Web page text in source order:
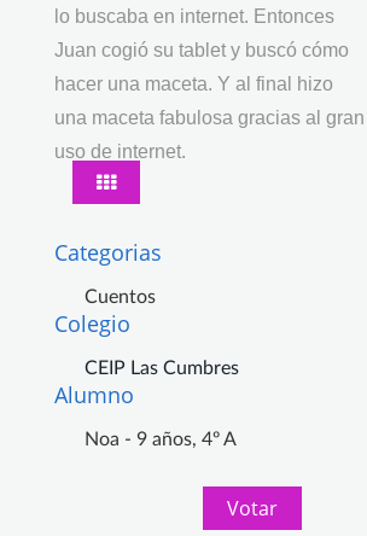
lo buscaba en internet. Entonces
Juan cogió su tablet y buscó cómo
hacer una maceta. Y al final hizo
una maceta fabulosa gracias al gran
uso de internet.
Categorias
Cuentos
Colegio
CEIP Las Cumbres
Alumno
Noa - 9 años, 4º A
Votar